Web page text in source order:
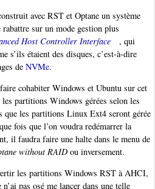
avec RST et Optane un système
sur un mode gestion plus
Host Controller Interface
, qui
s’ils étaient des disques, c’est-à-dire
de NVMe.
cohabiter Windows et Ubuntu sur cet
partitions Windows gérées selon les
que les partitions Linux Ext4 seront gérée
fois que l’on voudra redémarrer la
il faudra faire une halte dans le menu de
without RAID ou inversement.
les partitions Windows RST à AHCI,
pas osé me lancer dans une telle